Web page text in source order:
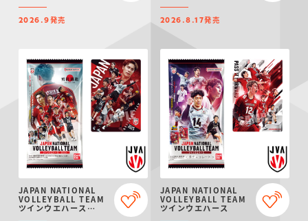
PROJECT R.E.D.・
スーパー戦隊シリー
ズ
ポケットモンスター
サンリオキャラクタ
ーズ
つりグミ SMPシリーズ キャラデコ
2026.9発売 2026.8.17発売
JAPAN NATIONAL
VOLLEYBALL TEAM
ツインウエハース
JAPAN NATIONAL
VOLLEYBALL TEAM
ツインウエハース